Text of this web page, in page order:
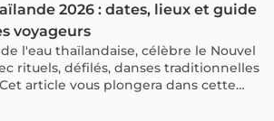
2026 : dates, lieux et guide
voyageurs
l'eau thaïlandaise, célèbre le Nouvel
rituels, défilés, danses traditionnelles
article vous plongera dans cette
où les Thaïlandais s'arrosent